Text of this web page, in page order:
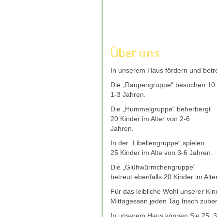
Entscheidung fuer ihr
verantwortungsvoll genossen,
und neue Energie spendet.
Giropay bleibt auch 2026 eine
direkt Ã¼ber das Online-Banking
mit Giropay
hilft dabei, seriÃ¶se
zuverlÃ¤ssigem Kundenservice
bevorzugte Casino-Plattform
Über uns
In unserem Haus fördern und
Die „Raupengruppe“ besuchen
1-3 Jahren.
Die „Hummelgruppe“ beherbergt
20 Kinder im Alter von 2-6
Jahren.
In der „Libellengruppe“ spielen
25 Kinder im Alte von 3-6 Jahren.
Die „Glühwürmchengruppe“
betreut ebenfalls 20 Kinder im
Für das leibliche Wohl unserer
Mittagessen jeden Tag frisch